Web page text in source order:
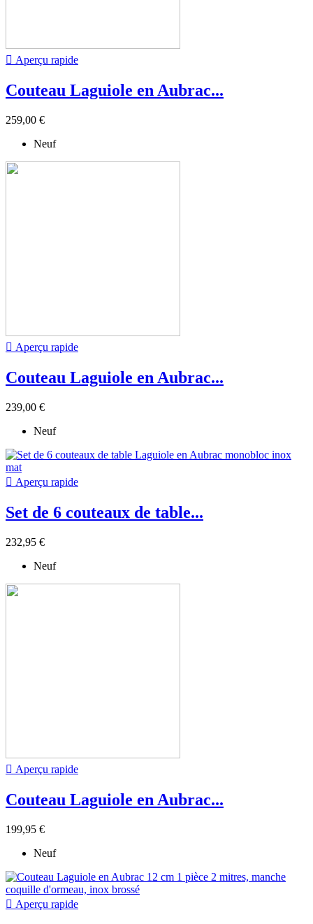
 Aperçu rapide
Couteau Laguiole en Aubrac...
259,00 €
Neuf
 Aperçu rapide
Couteau Laguiole en Aubrac...
239,00 €
Neuf
 Aperçu rapide
Set de 6 couteaux de table...
232,95 €
Neuf
 Aperçu rapide
Couteau Laguiole en Aubrac...
199,95 €
Neuf
 Aperçu rapide